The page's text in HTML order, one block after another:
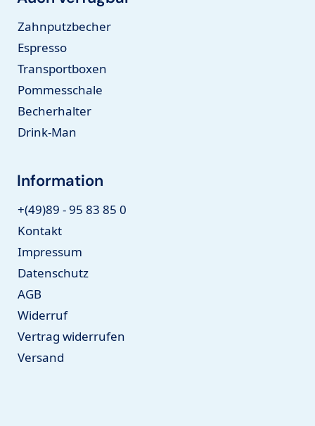
Zahnputzbecher
Espresso
Transportboxen
Pommesschale
Becherhalter
Drink-Man
Information
+(49)89 - 95 83 85 0
Kontakt
Impressum
Datenschutz
AGB
Widerruf
Vertrag widerrufen
Versand